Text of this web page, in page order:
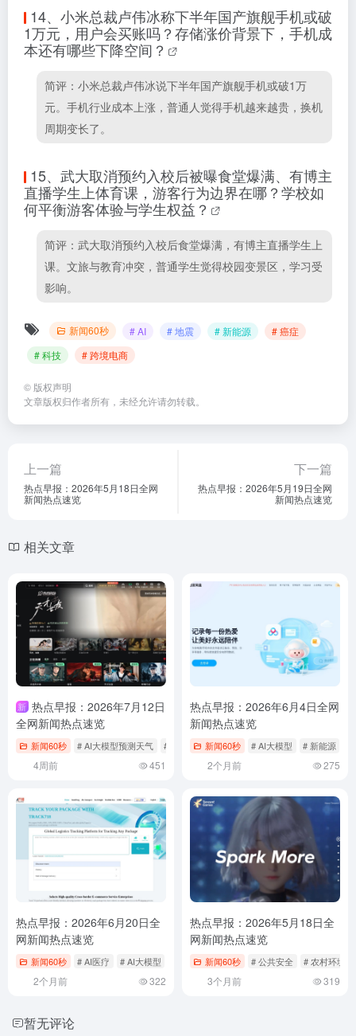
14、 小米总裁卢伟冰称下半年国产旗舰手机或破
1万元，用户会买账吗？存储涨价背景下，手机成
本还有哪些下降空间？
简评：小米总裁卢伟冰说下半年国产旗舰手机或破1万
元。手机行业成本上涨，普通人觉得手机越来越贵，换机
周期变长了。
15、 武大取消预约入校后被曝食堂爆满、有博主
直播学生上体育课，游客行为边界在哪？学校如
何平衡游客体验与学生权益？
简评：武大取消预约入校后食堂爆满，有博主直播学生上
课。文旅与教育冲突，普通学生觉得校园变景区，学习受
影响。
新闻60秒 # AI # 地震 # 新能源
# 癌症
# 科技
# 跨境电商
© 版权声明
文章版权归作者所有，未经允许请勿转载。
上一篇
热点早报：2026年5月18日全网
新闻热点速览
下一篇
热点早报：2026年5月19日全网
新闻热点速览
相关文章
新 热点早报：2026年7月12日
全网新闻热点速览
新闻60秒 # AI大模型预测天气 # 余承东内部群发飙 # 功夫女足猫眼开分
4周前 451
热点早报：2026年6月4日全网
新闻热点速览
新闻60秒 # AI大模型 # 新能源
2个月前 275
热点早报：2026年6月20日全
网新闻热点速览
新闻60秒 # AI医疗 # AI大模型 # 专家号AI
2个月前 322
热点早报：2026年5月18日全
网新闻热点速览
新闻60秒 # 公共安全 # 农村环境
3个月前 319
暂无评论